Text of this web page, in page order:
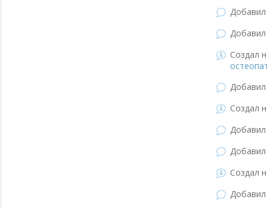
Создал
Создал
Создал